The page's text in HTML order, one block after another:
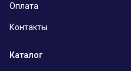
Оплата
Контакты
Каталог